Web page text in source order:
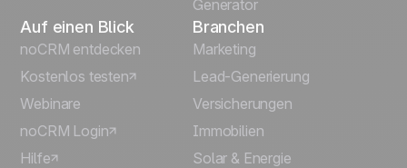
Generator
Auf einen Blick
noCRM entdecken
Kostenlos testen
Webinare
noCRM Login
Hilfe
Branchen
Marketing
Lead-Generierung
Versicherungen
Immobilien
Solar & Energie